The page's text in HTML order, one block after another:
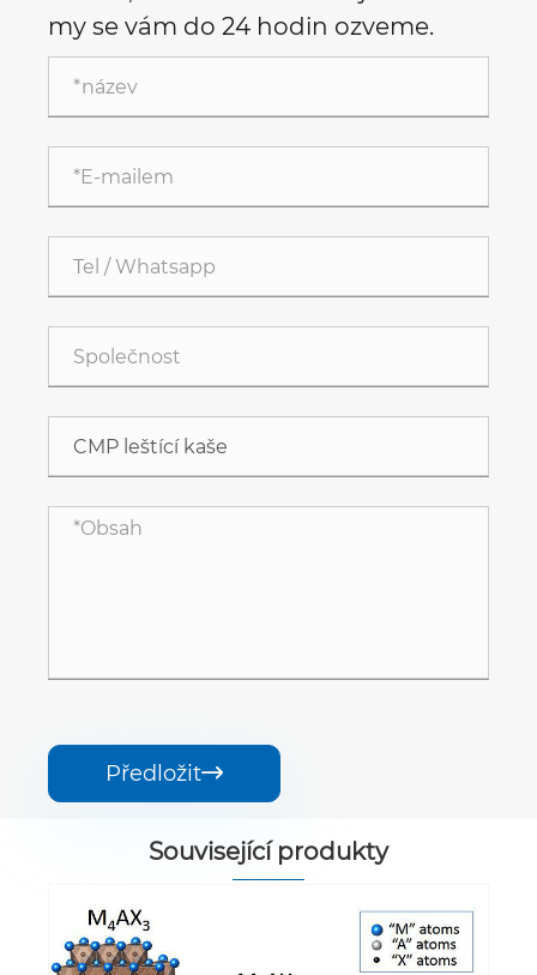
my se vám do 24 hodin ozveme.
Předložit
Související produkty